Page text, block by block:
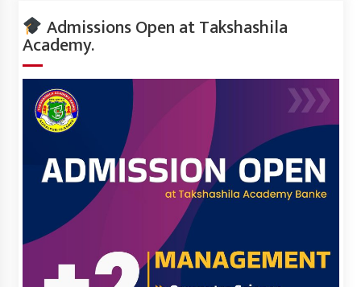
Admissions Open at Takshashila
Academy.